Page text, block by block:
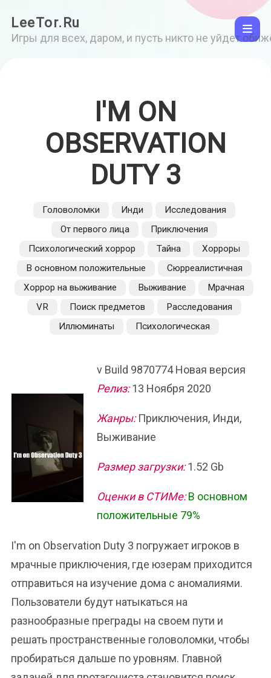
LeeTor.Ru
Игры для всех, даром, и пусть никто не уйдет
I'M ON
OBSERVATION
DUTY 3
Головоломки Инди
Исследования
От первого лица
Приключения
Психологический хоррор
Тайна
Хорроры
В основном положительные
Сюрреалистичная
Хоррор на выживание
Выживание
Мрачная
VR
Поиск предметов
Расследования
Иллюминаты
Психологическая
v Build 9870774 Новая версия
Релиз:13 Ноября 2020
Жанры:Приключения, Инди,
Выживание
Размер загрузки:1.52 Gb
Оценки в СТИМе: В основном
положительные 79%
I'm on Observation Duty 3 погружает игроков в
мрачные приключения, где юзерам приходится
отправиться на изучение дома с аномалиями.
Пользователи будут натыкаться на
разнообразные преграды на своем пути и
решать пространственные головоломки, чтобы
пробираться дальше по уровням. Главной